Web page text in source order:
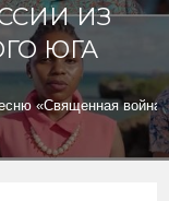
ИЗ
ЮГА
«Священная